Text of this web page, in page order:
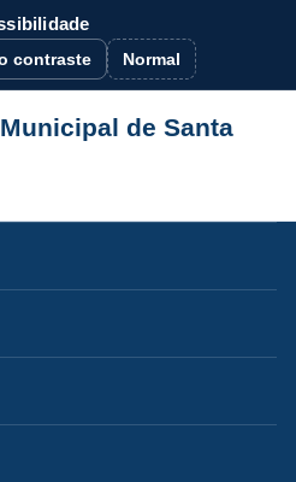
contraste Normal
de Santa